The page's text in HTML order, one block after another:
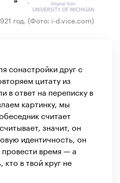
год. (Фото: i-d.vice.com)
сонастройки друг с
цитату из
в ответ на переписку в
картинку, мы
считает
значит, он
идентичность, он
время — а
в твой круг не